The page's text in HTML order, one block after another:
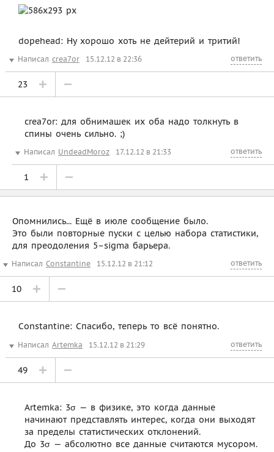
dopehead: Ну хорошо хоть не дейтерий и тритий!
Написал crea7or 15.12.12 в 22:36 ответить
23
crea7or: для обнимашек их оба надо толкнуть в
спины очень сильно. ;)
Написал UndeadMoroz 17.12.12 в 21:33 ответить
1
Опомнились... Ещё в июле сообщение было.
Это были повторные пуски с целью набора статистики,
для преодоления 5–sigma барьера.
Написал Constantine 15.12.12 в 21:12 ответить
10
Constantine: Спасибо, теперь то всё понятно.
Написал Artemka 15.12.12 в 21:29 ответить
49
Artemka: 3σ — в физике, это когда данные
начинают представлять интерес, когда они выходят
за пределы статистических отклонений.
До 3σ — абсолютно все данные считаются мусором.